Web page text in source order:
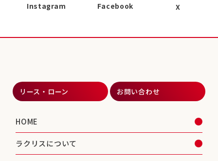
Instagram Facebook X
リース・ローン お問い合わせ
HOME
ラクリスについて